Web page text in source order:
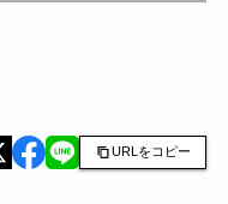
URLをコピー